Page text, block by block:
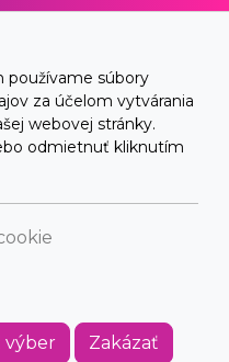
používame súbory
za účelom vytvárania
webovej stránky.
odmietnuť kliknutím
výber Zakázať
s.r.o., Všetky práva